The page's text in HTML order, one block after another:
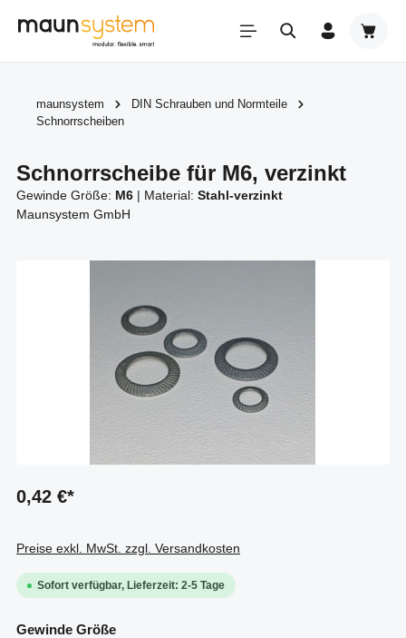
Zum Hauptinhalt springen
maunsystem
DIN Schrauben und Normteile
Schnorrscheiben
Schnorrscheibe für M6, verzinkt
Gewinde Größe: M6 | Material: Stahl-verzinkt
Maunsystem GmbH
0,42 €*
Preise exkl. MwSt. zzgl. Versandkosten
Sofort verfügbar, Lieferzeit: 2-5 Tage
Gewinde Größeauswählen